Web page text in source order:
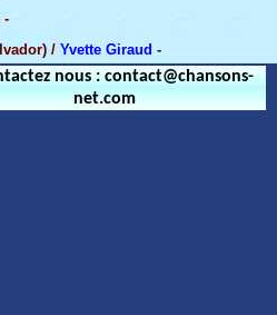
-
/ Yvette Giraud -
nous : contact@chansons-
net.com